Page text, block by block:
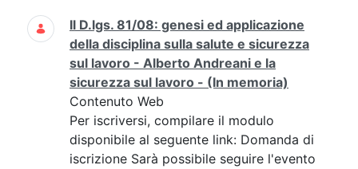
Il D.lgs. 81/08: genesi ed applicazione
della disciplina sulla salute e sicurezza
sul lavoro - Alberto Andreani e la
sicurezza sul lavoro - (In memoria)
Contenuto Web
Per iscriversi, compilare il modulo
disponibile al seguente link: Domanda di
iscrizione Sarà possibile seguire l'evento